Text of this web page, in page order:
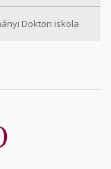
Doktori iskola